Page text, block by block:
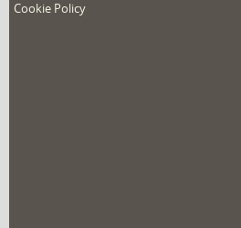
Cookie Policy